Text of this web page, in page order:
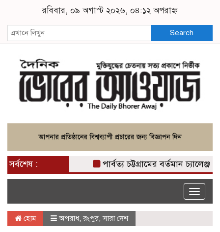
রবিবার, ০৯ অগাস্ট ২০২৬, ০৪:১২ অপরাহ্ন
Search
সর্বশেষ : পার্বত্য চট্টগ্রামের বর্তমান চ্যালেঞ্জ
Toggle
হোম অপরাধ, রংপুর,সারা দেশ